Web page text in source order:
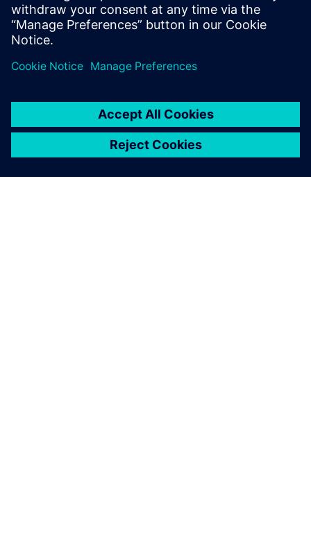
settore deve affrontare e delle soluzioni
necessarie per superarle.